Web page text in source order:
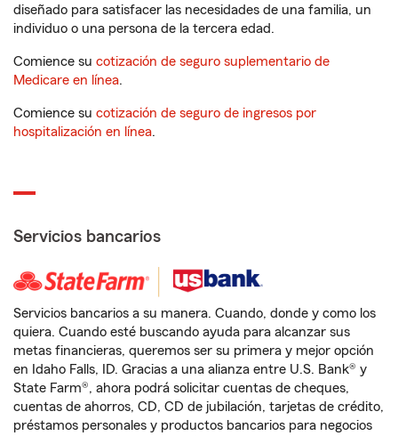
diseñado para satisfacer las necesidades de una familia, un
individuo o una persona de la tercera edad.
Comience su cotización de seguro suplementario de
Medicare en línea.
Comience su cotización de seguro de ingresos por
hospitalización en línea.
Servicios bancarios
Servicios bancarios a su manera. Cuando, donde y como los
quiera. Cuando esté buscando ayuda para alcanzar sus
metas financieras, queremos ser su primera y mejor opción
en Idaho Falls, ID. Gracias a una alianza entre U.S. Bank® y
State Farm®, ahora podrá solicitar cuentas de cheques,
cuentas de ahorros, CD, CD de jubilación, tarjetas de crédito,
préstamos personales y productos bancarios para negocios